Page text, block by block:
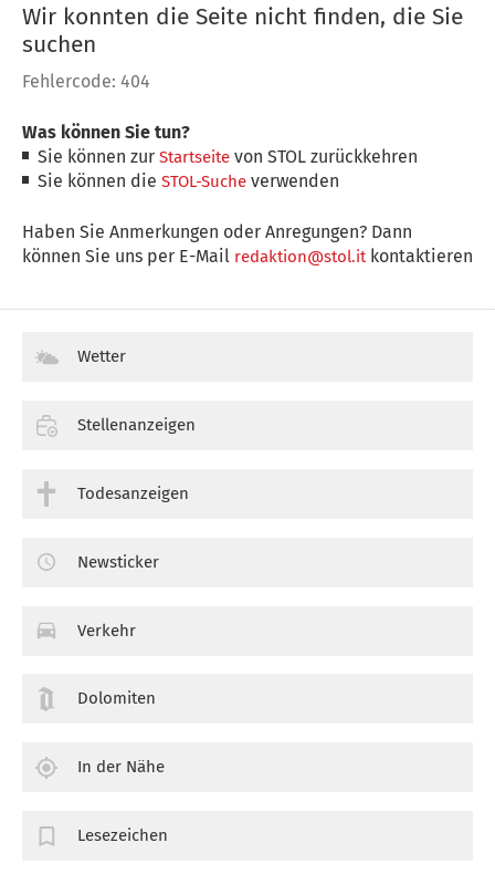
Wir konnten die Seite nicht finden, die Sie
suchen
Fehlercode: 404
Was können Sie tun?
Sie können zurStartseite von STOL zurückkehren
Sie können dieSTOL-Suche verwenden
Haben Sie Anmerkungen oder Anregungen? Dann
können Sie uns per E-Mail redaktion@stol.itkontaktieren
Wetter
Stellenanzeigen
Todesanzeigen
Newsticker
Verkehr
Dolomiten
In der Nähe
Lesezeichen